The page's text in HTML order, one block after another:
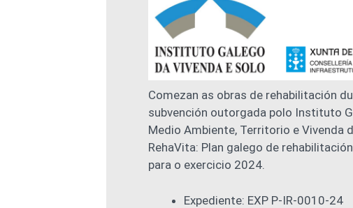
Comezan as obras de rehabilitación
subvención outorgada polo Instituto
Medio Ambiente, Territorio e Vivenda
RehaVita: Plan galego de
para o exercicio 2024.
Expediente: EXP P-IR-0010-24